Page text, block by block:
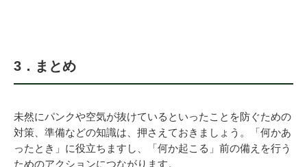
3．まとめ
未然にパンクや空気が抜けているといったことを防ぐための
対策、準備などの知識は、押さえておきましょう。「何かあ
ったとき」に役立ちますし、「何か起こる」前の備えを行う
ためのアクションにつながります。